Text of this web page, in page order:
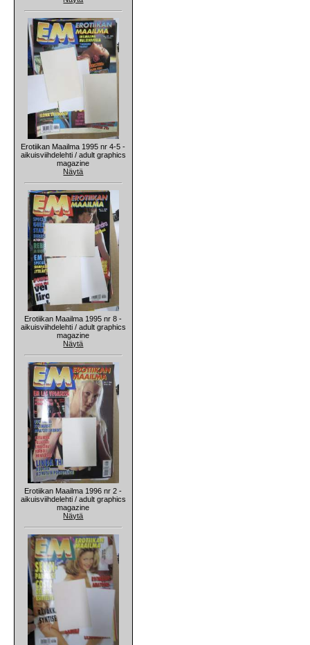
Erotiikan Maailma 1995 nr 4-5 -
aikuisviihdelehti / adult graphics
magazine
Näytä
Erotiikan Maailma 1995 nr 8 -
aikuisviihdelehti / adult graphics
magazine
Näytä
Erotiikan Maailma 1996 nr 2 -
aikuisviihdelehti / adult graphics
magazine
Näytä